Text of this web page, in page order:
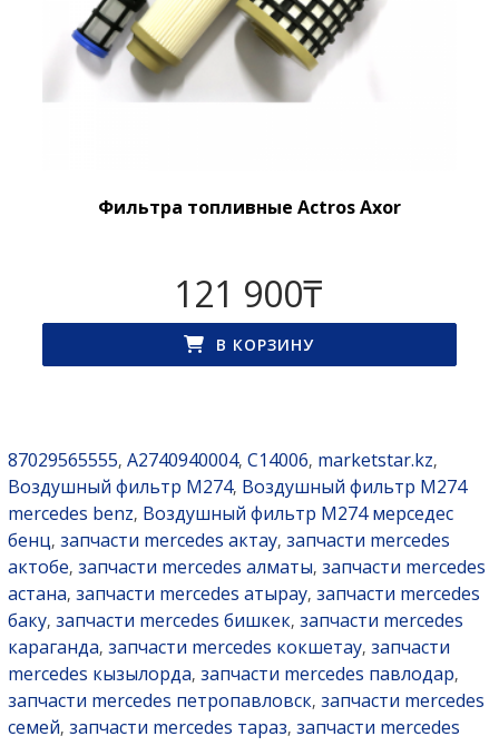
Фильтра топливные Actros Axor
121 900₸
В КОРЗИНУ
87029565555, A2740940004, C14006, marketstar.kz,
Воздушный фильтр M274, Воздушный фильтр M274
mercedes benz, Воздушный фильтр M274 мерседес
бенц, запчасти mercedes актау, запчасти mercedes
актобе, запчасти mercedes алматы, запчасти mercedes
астана, запчасти mercedes атырау, запчасти mercedes
баку, запчасти mercedes бишкек, запчасти mercedes
караганда, запчасти mercedes кокшетау, запчасти
mercedes кызылорда, запчасти mercedes павлодар,
запчасти mercedes петропавловск, запчасти mercedes
семей, запчасти mercedes тараз, запчасти mercedes